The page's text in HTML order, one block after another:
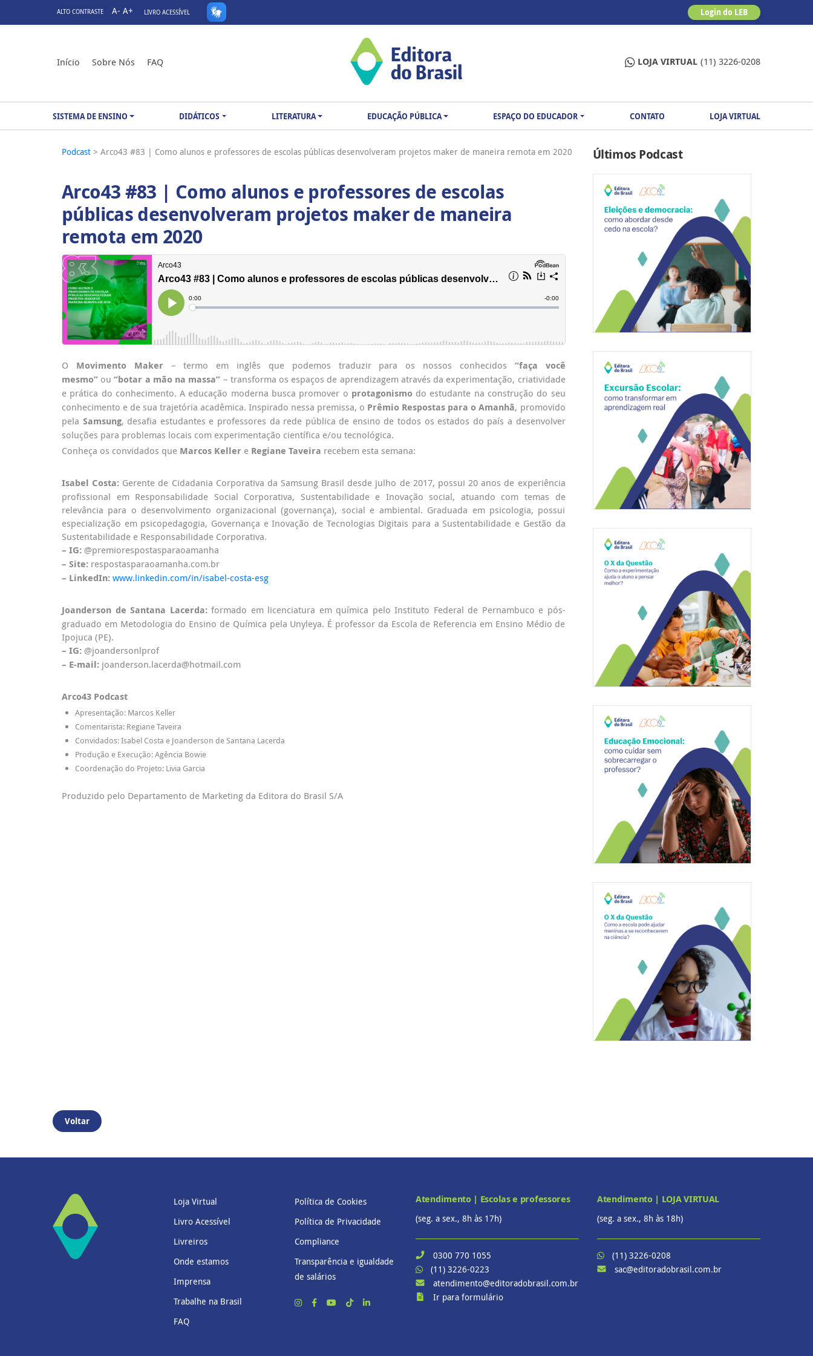
ALTO CONTRASTE A- A+ LIVRO ACESSÍVEL Login do LEB
Início Sobre Nós FAQ LOJA VIRTUAL (11) 3226-0208
SISTEMA DE ENSINO DIDÁTICOS LITERATURA EDUCAÇÃO PÚBLICA ESPAÇO DO EDUCADOR CONTATO LOJA VIRTUAL
Podcast > Arco43 #83 | Como alunos e professores de escolas públicas desenvolveram projetos maker de maneira remota em 2020
Arco43 #83 | Como alunos e professores de escolas
públicas desenvolveram projetos maker de maneira
remota em 2020
O Movimento Maker – termo em inglês que podemos traduzir para os nossos conhecidos “faça você
mesmo” ou“botar a mão na massa” – transforma os espaços de aprendizagem através da experimentação, criatividade
e prática do conhecimento. A educação moderna busca promover o protagonismo do estudante na construção do seu
conhecimento e de sua trajetória acadêmica. Inspirado nessa premissa, o Prêmio Respostas para o Amanhã, promovido
pela Samsung, desafia estudantes e professores da rede pública de ensino de todos os estados do país a desenvolver
soluções para problemas locais com experimentação científica e/ou tecnológica.
Conheça os convidados que Marcos Keller e Regiane Taveira recebem esta semana:
Isabel Costa: Gerente de Cidadania Corporativa da Samsung Brasil desde julho de 2017, possui 20 anos de experiência
profissional em Responsabilidade Social Corporativa, Sustentabilidade e Inovação social, atuando com temas de
relevância para o desenvolvimento organizacional (governança), social e ambiental. Graduada em psicologia, possui
especialização em psicopedagogia, Governança e Inovação de Tecnologias Digitais para a Sustentabilidade e Gestão da
Sustentabilidade e Responsabilidade Corporativa.
– IG: @premiorespostasparaoamanha
– Site: respostasparaoamanha.com.br
– LinkedIn: www.linkedin.com/in/isabel-costa-esg
Joanderson de Santana Lacerda: formado em licenciatura em química pelo Instituto Federal de Pernambuco e pós-
graduado em Metodologia do Ensino de Química pela Unyleya. É professor da Escola de Referencia em Ensino Médio de
Ipojuca (PE).
– IG: @joandersonlprof
– E-mail: joanderson.lacerda@hotmail.com
Arco43 Podcast
Apresentação: Marcos Keller
Comentarista: Regiane Taveira
Convidados: Isabel Costa e Joanderson de Santana Lacerda
Produção e Execução: Agência Bowie
Coordenação do Projeto: Livia Garcia
Produzido pelo Departamento de Marketing da Editora do Brasil S/A
Últimos Podcast
Voltar
Loja Virtual
Livro Acessível
Livreiros
Onde estamos
Imprensa
Trabalhe na Brasil
FAQ
Política de Cookies
Política de Privacidade
Compliance
Transparência e igualdade
de salários
Atendimento | Escolas e professores
(seg. a sex., 8h às 17h)
0300 770 1055
(11) 3226-0223
atendimento@editoradobrasil.com.br
Ir para formulário
Atendimento | LOJA VIRTUAL
(seg. a sex., 8h às 18h)
(11) 3226-0208
sac@editoradobrasil.com.br